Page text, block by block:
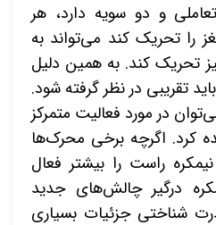
و دو سویه دارد، هر
را تحریک کند می‌تواند به
تحریک کند. به همین دلیل
تقریبی در نظر گرفته شود.
در مورد فعالیت متمرکز
کرد. اگرچه برخی محرک‌ها
راست را بیشتر فعال
درگیر چالش‌های جدید
شناختی جزئیات بسیاری